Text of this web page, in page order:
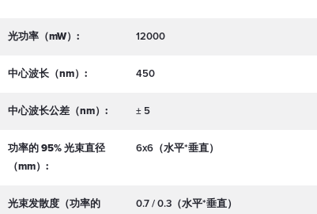
光功率（mW）: 12000
中心波长（nm）: 450
中心波长公差（nm）: ± 5
功率的 95% 光束直径
（mm）:
6x6（水平*垂直）
光束发散度（功率的
0.7 / 0.3（水平*垂直）